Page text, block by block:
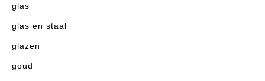
glas
glas en staal
glazen
goud